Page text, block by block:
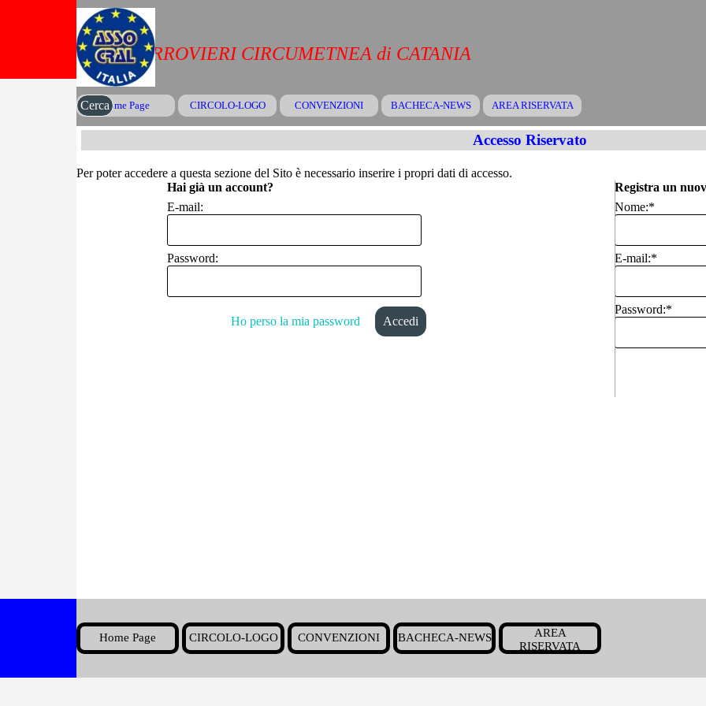
Vai ai contenuti
Salta menù
Home Page CIRCOLO-LOGO ▼
CONVENZIONI ▼
BACHECA-NEWS ▼
AREA RISERVATA
CRAL FERROVIERI CIRCUMETNEA di CATANIA
Cerca
Accesso Riservato
Per poter accedere a questa sezione del Sito è necessario inserire i propri dati di accesso.
Hai già un account?
E-mail:
Password:
Ho perso la mia password
Registra un
Nome:*
E-mail:*
Password:*
Salta menù
Home Page CIRCOLO-LOGO ▼
CONVENZIONI ▼
BACHECA-NEWS ▼
AREA
RISERVATA